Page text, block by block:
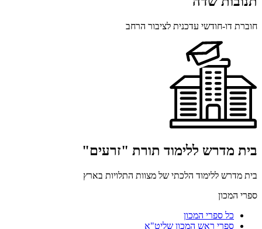
חוברת דו-חודשי עדכנית לציבור הרחב
בית מדרש ללימוד תורת "זרעים"
בית מדרש ללימוד הלכתי של מצוות התלויות בארץ
ספרי המכון
כל ספרי המכון
ספרי ראש המכון שליט"א